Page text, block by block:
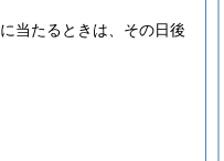
に当たるときは、その日後